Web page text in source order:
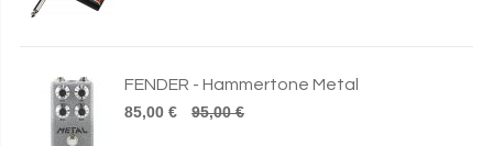
FENDER - Hammertone Metal
85,00 €
95,00 €